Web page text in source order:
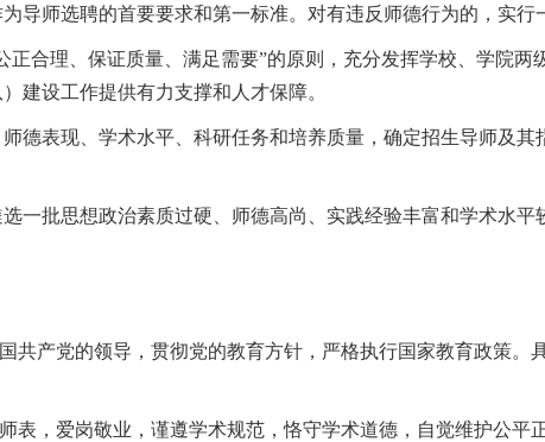
导师选聘的首要要求和第一标准。对有违反师德行为的，实行
正合理、保证质量、满足需要”的原则，充分发挥学校、学院
建设工作提供有力支撑和人才保障。
德表现、学术水平、科研任务和培养质量，确定招生导师及
一批思想政治素质过硬、师德高尚、实践经验丰富和学术水平
共产党的领导，贯彻党的教育方针，严格执行国家教育政策
表，爱岗敬业，谨遵学术规范，恪守学术道德，自觉维护公